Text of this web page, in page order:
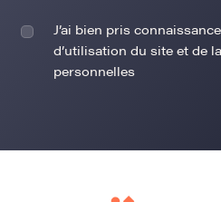
J’ai bien pris
d’utilisation du site et de
personnelles